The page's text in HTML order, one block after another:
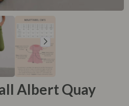
Albert Quay